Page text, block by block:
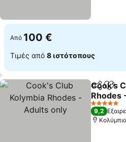
Από 100 €
Τιμές από 8 ιστότοπους
Cook's
Rhodes
5 Αστέρια
9,2
Κολύμπια